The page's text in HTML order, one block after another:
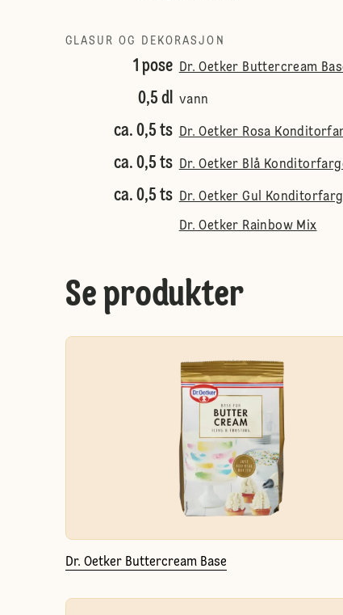
GLASUR OG DEKORASJON
1 pose Dr. Oetker Buttercream
0,5 dl vann
ca. 0,5 ts Dr. Oetker Rosa
ca. 0,5 ts Dr. Oetker Blå
ca. 0,5 ts Dr. Oetker Gul
Dr. Oetker Rainbow Mix
Se produkter
Dr. Oetker Buttercream Base